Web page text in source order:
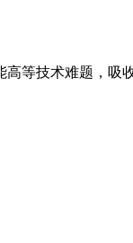
等技术难题，